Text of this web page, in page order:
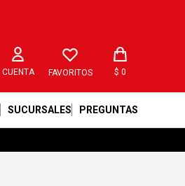
SUCURSALES PREGUNTAS
FAVORITOS $ 0